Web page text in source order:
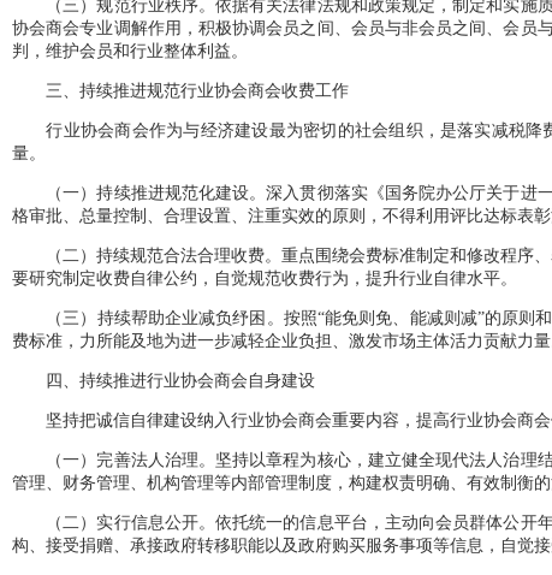
（三）规范行业秩序。依据有关法律法规和政策规定，制定和实施
协会商会专业调解作用，积极协调会员之间、会员与非会员之间、会
判，维护会员和行业整体利益。
三、持续推进规范行业协会商会收费工作
行业协会商会作为与经济建设最为密切的社会组织，是落实减税降
量。
（一）持续推进规范化建设。深入贯彻落实《国务院办公厅关于进
格审批、总量控制、合理设置、注重实效的原则，不得利用评比达标表
（二）持续规范合法合理收费。重点围绕会费标准制定和修改程序、
要研究制定收费自律公约，自觉规范收费行为，提升行业自律水平。
（三）持续帮助企业减负纾困。按照“能免则免、能减则减”的原则
费标准，力所能及地为进一步减轻企业负担、激发市场主体活力贡献力量
四、持续推进行业协会商会自身建设
坚持把诚信自律建设纳入行业协会商会重要内容，提高行业协会商会
（一）完善法人治理。坚持以章程为核心，建立健全现代法人治理
管理、财务管理、机构管理等内部管理制度，构建权责明确、有效制衡的
（二）实行信息公开。依托统一的信息平台，主动向会员群体公开
构、接受捐赠、承接政府转移职能以及政府购买服务事项等信息，自觉